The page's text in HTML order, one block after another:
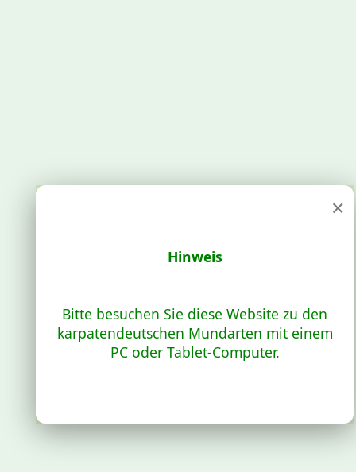
×
Hinweis
Bitte besuchen Sie diese Website zu den
karpatendeutschen Mundarten mit einem
PC oder Tablet-Computer.